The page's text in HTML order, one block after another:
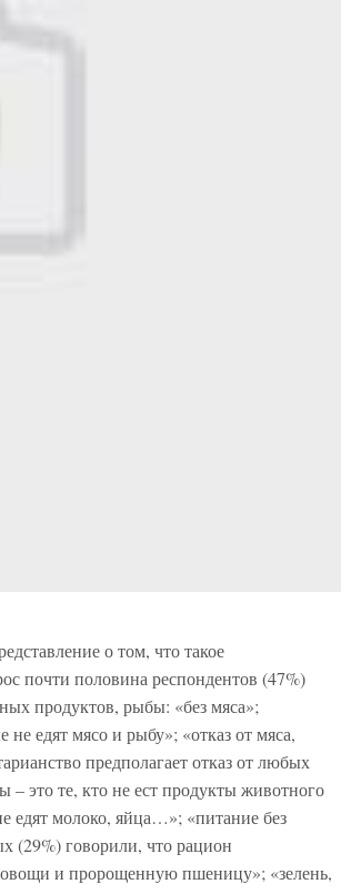
о том, что такое
почти половина респондентов (47%)
продуктов, рыбы: «без мяса»;
едят мясо и рыбу»; «отказ от мяса,
предполагает отказ от любых
– это те, кто не ест продукты животного
едят молоко, яйца…»; «питание без
(29%) говорили, что рацион
овощи и пророщенную пшеницу»; «зелень,